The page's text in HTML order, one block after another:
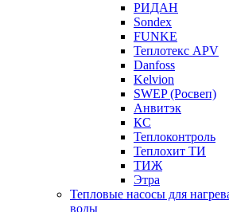
РИДАН
Sondex
FUNKE
Теплотекс APV
Danfoss
Kelvion
SWEP (Росвеп)
Анвитэк
КС
Теплоконтроль
Теплохит ТИ
ТИЖ
Этра
Тепловые насосы для
воды